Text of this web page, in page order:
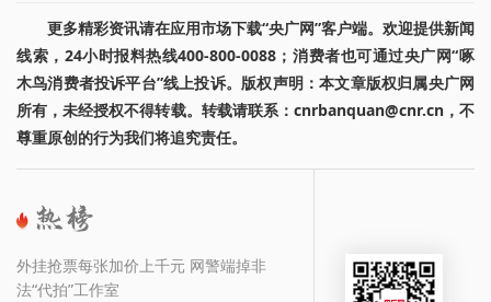
更多精彩资讯请在应用市场下载“央广网”客户端。欢迎提供新闻
线索，24小时报料热线400-800-0088；消费者也可通过央广网“啄
木鸟消费者投诉平台”线上投诉。版权声明：本文章版权归属央广网
所有，未经授权不得转载。转载请联系：cnrbanquan@cnr.cn，不
尊重原创的行为我们将追究责任。
外挂抢票每张加价上千元 网警端掉非
法“代拍”工作室